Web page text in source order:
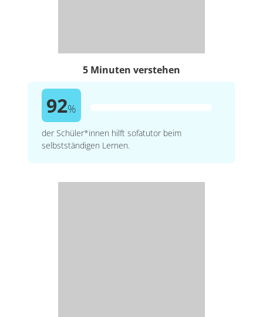
5 Minuten verstehen
92%
der Schüler*innen hilft sofatutor beim
selbstständigen Lernen.